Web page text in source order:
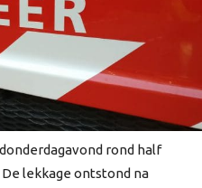
rond half
lekkage ontstond na